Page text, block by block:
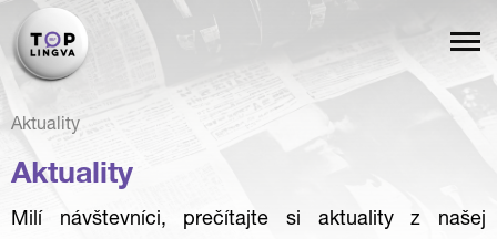
Aktuality
Aktuality
Milí návštevníci, prečítajte si aktuality z našej